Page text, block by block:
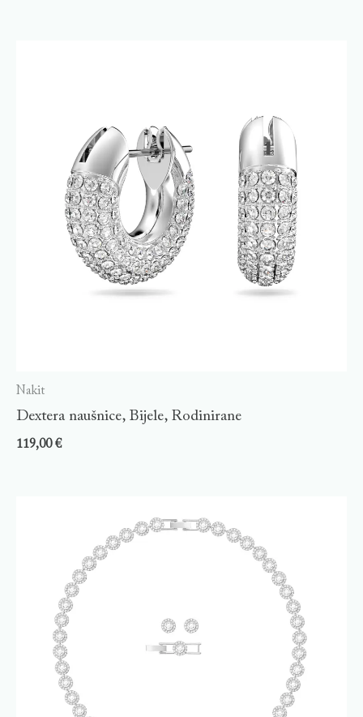
Nakit
Dextera naušnice, Bijele, Rodinirane
119,00€